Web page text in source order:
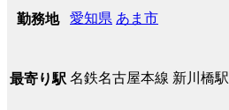
勤務地 愛知県 あま市
最寄り駅 名鉄名古屋本線 新川橋駅